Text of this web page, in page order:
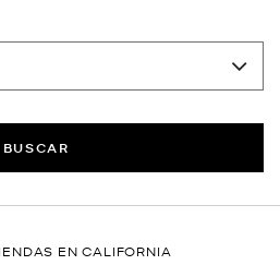
BUSCAR
EN CALIFORNIA